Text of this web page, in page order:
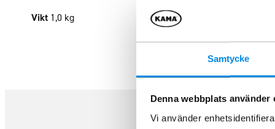
Samtycke
Denna webbplats använder
Vi använder
Vikt 1,0 kg